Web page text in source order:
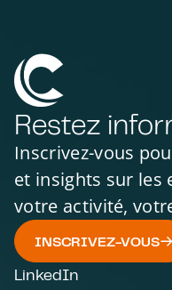
Restez
Inscrivez-vous
et insights sur les
votre activité,
INSCRIVEZ-VOUS
LinkedIn